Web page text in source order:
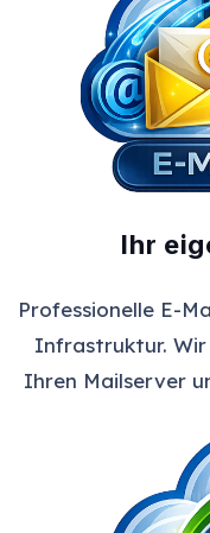
Ihr
Professionelle E-
Infrastruktur.
Ihren Mailserver